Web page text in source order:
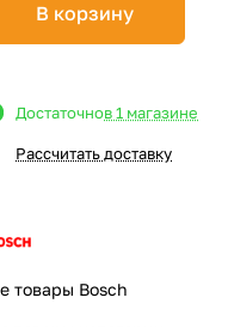
В корзину
Достаточнов 1 магазине
Рассчитать доставку
товары Bosch